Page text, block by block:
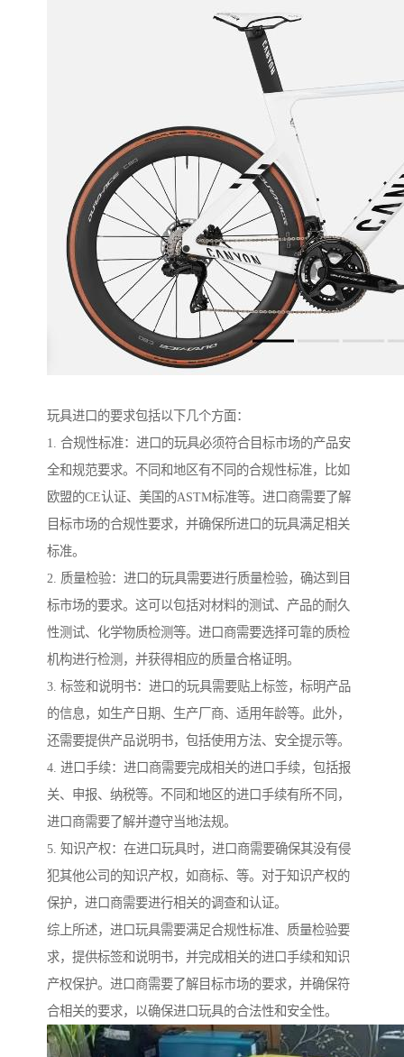
玩具进口的要求包括以下几个方面：
1. 合规性标准：进口的玩具必须符合目标市场的产品安
全和规范要求。不同和地区有不同的合规性标准，比如
欧盟的CE认证、美国的ASTM标准等。进口商需要了解
目标市场的合规性要求，并确保所进口的玩具满足相关
标准。
2. 质量检验：进口的玩具需要进行质量检验，确达到目
标市场的要求。这可以包括对材料的测试、产品的耐久
性测试、化学物质检测等。进口商需要选择可靠的质检
机构进行检测，并获得相应的质量合格证明。
3. 标签和说明书：进口的玩具需要贴上标签，标明产品
的信息，如生产日期、生产厂商、适用年龄等。此外，
还需要提供产品说明书，包括使用方法、安全提示等。
4. 进口手续：进口商需要完成相关的进口手续，包括报
关、申报、纳税等。不同和地区的进口手续有所不同，
进口商需要了解并遵守当地法规。
5. 知识产权：在进口玩具时，进口商需要确保其没有侵
犯其他公司的知识产权，如商标、等。对于知识产权的
保护，进口商需要进行相关的调查和认证。
综上所述，进口玩具需要满足合规性标准、质量检验要
求，提供标签和说明书，并完成相关的进口手续和知识
产权保护。进口商需要了解目标市场的要求，并确保符
合相关的要求，以确保进口玩具的合法性和安全性。